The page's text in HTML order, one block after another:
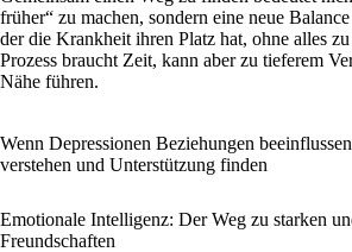
früher“ zu machen, sondern eine neue
der die Krankheit ihren Platz hat, ohne alles
Prozess braucht Zeit, kann aber zu tieferem
Nähe führen.
Wenn Depressionen Beziehungen
verstehen und Unterstützung finden
Emotionale Intelligenz: Der Weg zu starken
Freundschaften